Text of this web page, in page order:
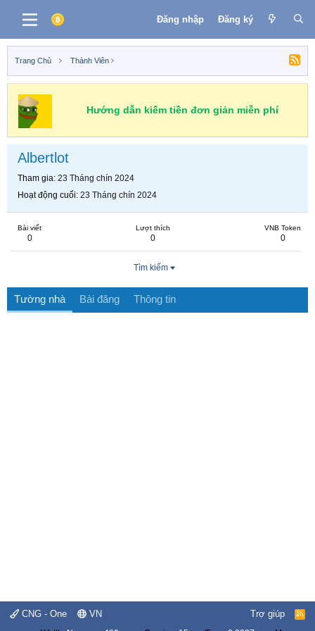
Đăng nhập Đăng ký
Trang Chủ Thành Viên
Hướng dẫn kiếm tiền đơn giản miễn phí
Albertlot
Tham gia 23 Tháng chín 2024
Hoạt động cuối 23 Tháng chín 2024
Bài viết
0
Lượt thích
0
VNB Token
0
Tìm kiếm
Tường nhà Bài đăng Thông tin
CNG - One VN Trợ giúp
R